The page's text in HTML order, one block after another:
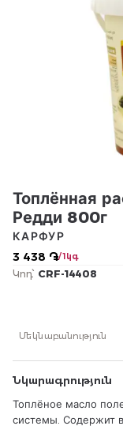
Топлённая
Редди 800г
3 438 ֏/ 1կգ
КАРФУР
Կոդ՝ CRF-14408
Մեկնաբանություն
Նկարագրություն
Топлёное масло
системы. Содержит